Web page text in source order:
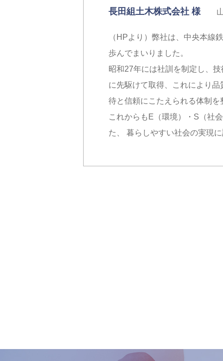
長田組土木株式会社 様 山
（HPより）弊社は、中央本線
歩んでまいりました。
昭和27年には社訓を制定し、
に先駆けて取得、これにより
待と信頼にこたえられる体制を
これからもE（環境）・S（社
た、 暮らしやすい社会の実現